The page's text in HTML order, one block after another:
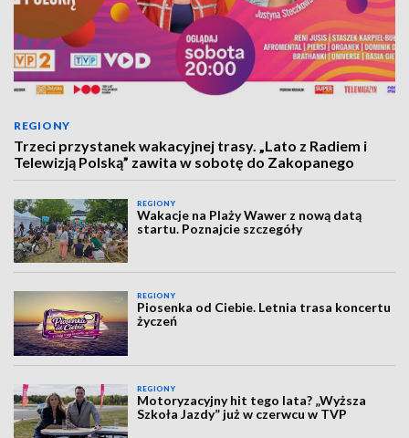
REGIONY
Trzeci przystanek wakacyjnej trasy. „Lato z Radiem i
Telewizją Polską” zawita w sobotę do Zakopanego
REGIONY
Wakacje na Plaży Wawer z nową datą
startu. Poznajcie szczegóły
REGIONY
Piosenka od Ciebie. Letnia trasa koncertu
życzeń
REGIONY
Motoryzacyjny hit tego lata? „Wyższa
Szkoła Jazdy” już w czerwcu w TVP